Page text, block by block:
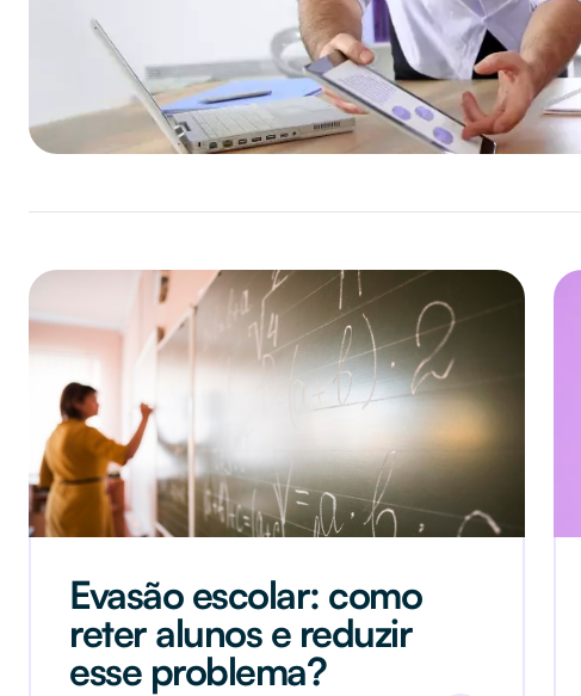
Evasão escolar: como
reter alunos e reduzir
esse problema?